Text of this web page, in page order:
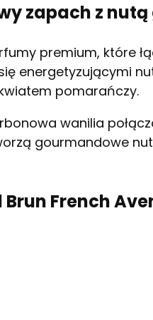
zapach z
premium, które
energetyzującymi
pomarańczy.
wanilia
gourmandowe
French